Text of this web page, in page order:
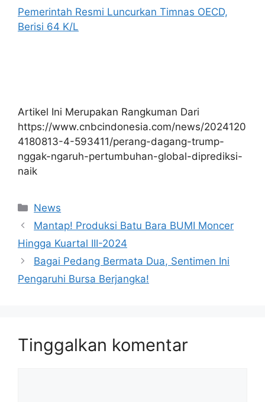
Pemerintah Resmi Luncurkan Timnas OECD,
Berisi 64 K/L
Artikel Ini Merupakan Rangkuman Dari
https://www.cnbcindonesia.com/news/2024120
4180813-4-593411/perang-dagang-trump-
nggak-ngaruh-pertumbuhan-global-diprediksi-
naik
Kategori
News
Mantap! Produksi Batu Bara BUMI Moncer
Hingga Kuartal III-2024
Bagai Pedang Bermata Dua, Sentimen Ini
Pengaruhi Bursa Berjangka!
Tinggalkan komentar